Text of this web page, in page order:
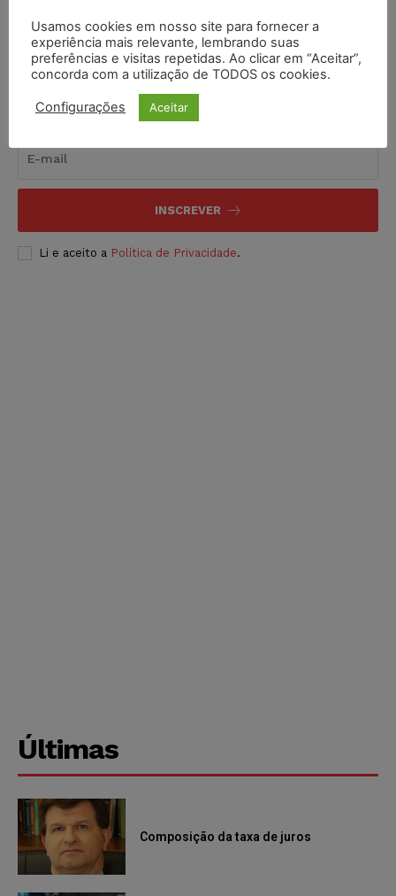
Inscreva-se
INSCREVER
Li e aceito a Política de Privacidade.
Últimas
Composição da taxa de juros
Usamos cookies em nosso site para fornecer a
experiência mais relevante, lembrando suas
preferências e visitas repetidas. Ao clicar em “Aceitar”,
concorda com a utilização de TODOS os cookies.
Configurações Aceitar